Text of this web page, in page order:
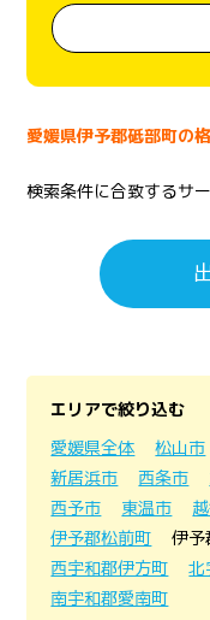
愛媛県伊予郡砥部町の
検索条件に合致するサ
エリアで絞り込む
愛媛県全体
松山市
新居浜市
西条市
西予市
東温市
伊予郡松前町
伊予
西宇和郡伊方町
北
南宇和郡愛南町